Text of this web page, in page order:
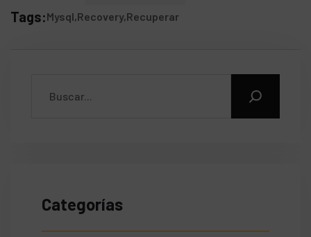
Tags:Mysql Recovery Recuperar
Categorías